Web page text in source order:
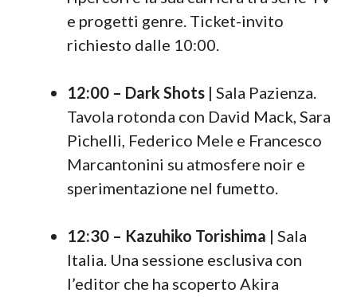
e progetti genre. Ticket-invito
richiesto dalle 10:00.
12:00 – Dark Shots | Sala Pazienza.
Tavola rotonda con David Mack, Sara
Pichelli, Federico Mele e Francesco
Marcantonini su atmosfere noir e
sperimentazione nel fumetto.
12:30 – Kazuhiko Torishima | Sala
Italia. Una sessione esclusiva con
l’editor che ha scoperto Akira